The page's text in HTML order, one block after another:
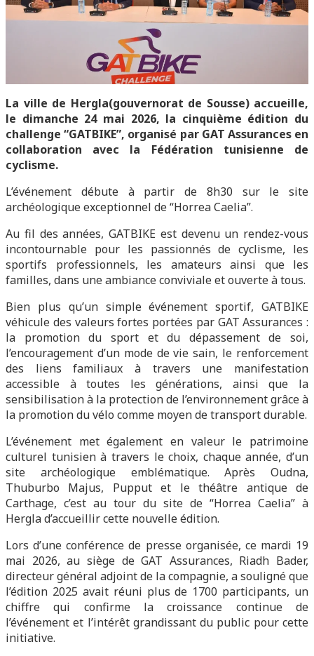
La ville de Hergla(gouvernorat de Sousse) accueille,
le dimanche 24 mai 2026, la cinquième édition du
challenge “GATBIKE”, organisé par GAT Assurances en
collaboration avec la Fédération tunisienne de
cyclisme.
L’événement débute à partir de 8h30 sur le site
archéologique exceptionnel de “Horrea Caelia”.
Au fil des années, GATBIKE est devenu un rendez-vous
incontournable pour les passionnés de cyclisme, les
sportifs professionnels, les amateurs ainsi que les
familles, dans une ambiance conviviale et ouverte à tous.
Bien plus qu’un simple événement sportif, GATBIKE
véhicule des valeurs fortes portées par GAT Assurances :
la promotion du sport et du dépassement de soi,
l’encouragement d’un mode de vie sain, le renforcement
des liens familiaux à travers une manifestation
accessible à toutes les générations, ainsi que la
sensibilisation à la protection de l’environnement grâce à
la promotion du vélo comme moyen de transport durable.
L’événement met également en valeur le patrimoine
culturel tunisien à travers le choix, chaque année, d’un
site archéologique emblématique. Après Oudna,
Thuburbo Majus, Pupput et le théâtre antique de
Carthage, c’est au tour du site de “Horrea Caelia” à
Hergla d’accueillir cette nouvelle édition.
Lors d’une conférence de presse organisée, ce mardi 19
mai 2026, au siège de GAT Assurances, Riadh Bader,
directeur général adjoint de la compagnie, a souligné que
l’édition 2025 avait réuni plus de 1700 participants, un
chiffre qui confirme la croissance continue de
l’événement et l’intérêt grandissant du public pour cette
initiative.